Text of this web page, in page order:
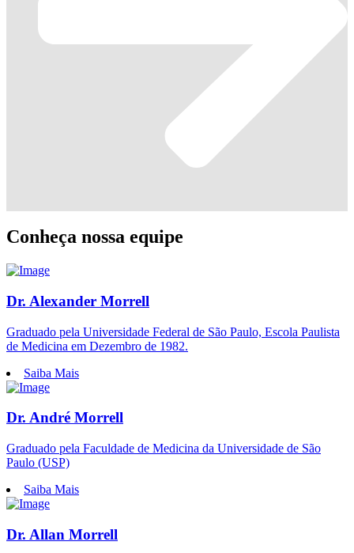
Conheça nossa equipe
Dr. Alexander Morrell
Graduado pela Universidade Federal de São Paulo, Escola Paulista
de Medicina em Dezembro de 1982.
Saiba Mais
Dr. André Morrell
Graduado pela Faculdade de Medicina da Universidade de São
Paulo (USP)
Saiba Mais
Dr. Allan Morrell